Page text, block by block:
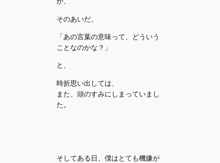
そのあいだ、
「あの言葉の意味って、どういう
ことなのかな？」
と、
時折思い出しては、
また、頭のすみにしまっていまし
た。
そしてある日、僕はとても機嫌が